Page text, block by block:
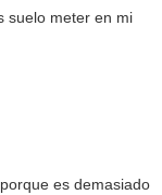
suelo meter en mi
es demasiado